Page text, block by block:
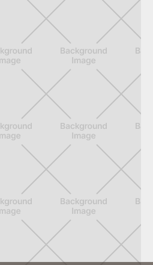
dass fähige und
Arbeitskräfte einen
Erfolg beitragen.
wir sehr engagiert,
um unseren
geht. Weitere
zum Berufsbild
Sie unter